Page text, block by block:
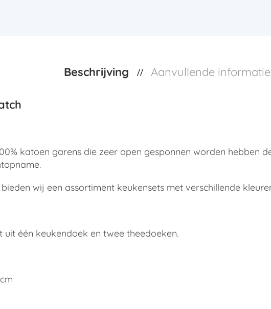
Beschrijving Aanvullende informatie
katoen garens die zeer open gesponnen worden hebben
wij een assortiment keukensets met verschillende
uit één keukendoek en twee theedoeken.